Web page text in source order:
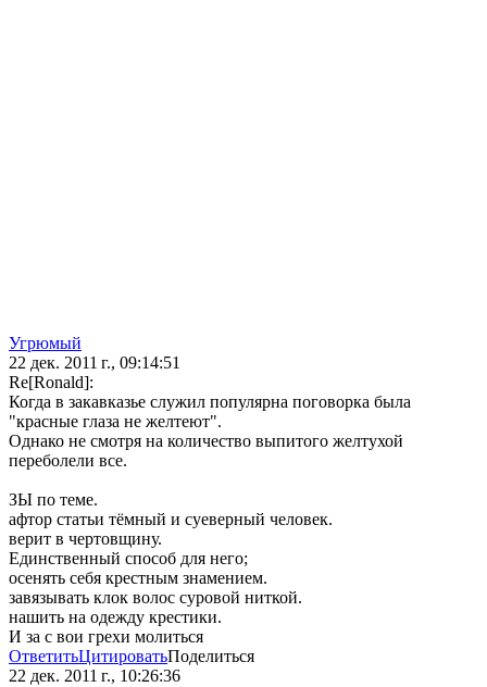
Угрюмый
22 дек. 2011 г., 09:14:51
Re[Ronald]:
Когда в закавказье служил популярна поговорка была
"красные глаза не желтеют".
Однако не смотря на количество выпитого желтухой
переболели все.
ЗЫ по теме.
афтор статьи тёмный и суеверный человек.
верит в чертовщину.
Единственный способ для него;
осенять себя крестным знамением.
завязывать клок волос суровой ниткой.
нашить на одежду крестики.
И за с вои грехи молиться
ОтветитьЦитироватьПоделиться
22 дек. 2011 г., 10:26:36